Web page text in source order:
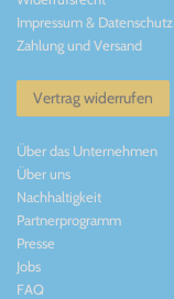
Impressum & Datenschutz
Zahlung und Versand
Vertrag widerrufen
Über das Unternehmen
Über uns
Nachhaltigkeit
Partnerprogramm
Presse
Jobs
FAQ